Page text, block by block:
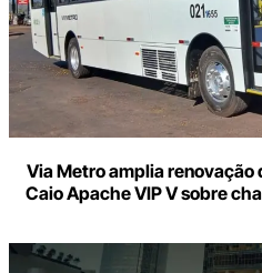
Via Metro amplia renovação
Caio Apache VIP V sobre